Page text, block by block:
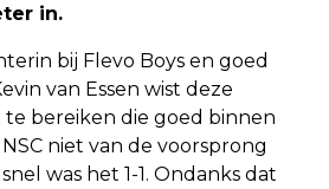
in.
bij Flevo Boys en goed
van Essen wist deze
te bereiken die goed binnen
niet van de voorsprong
was het 1-1. Ondanks dat